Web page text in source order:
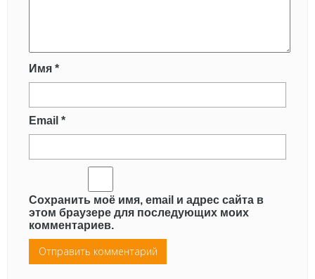
Имя *
Email *
Сохранить моё имя, email и адрес сайта в
этом браузере для последующих моих
комментариев.